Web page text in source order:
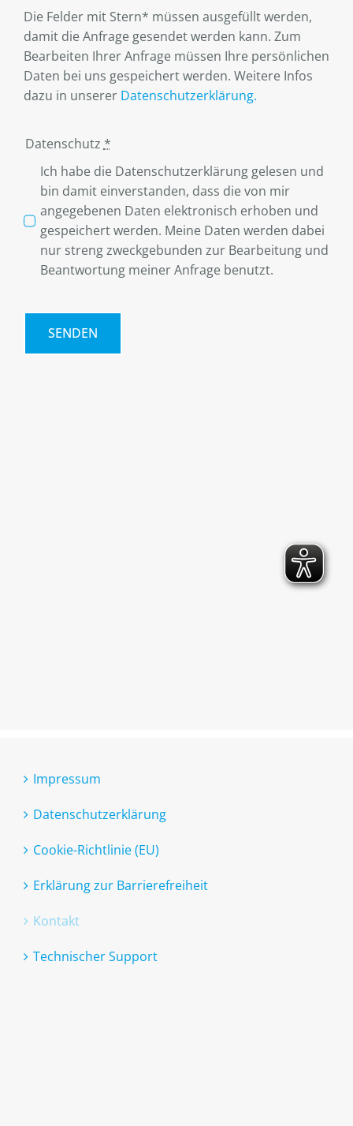
Die Felder mit Stern* müssen ausgefüllt werden,
damit die Anfrage gesendet werden kann. Zum
Bearbeiten Ihrer Anfrage müssen Ihre persönlichen
Daten bei uns gespeichert werden. Weitere Infos
dazu in unserer Datenschutzerklärung.
Datenschutz *
Ich habe die Datenschutzerklärung gelesen und
bin damit einverstanden, dass die von mir
angegebenen Daten elektronisch erhoben und
gespeichert werden. Meine Daten werden dabei
nur streng zweckgebunden zur Bearbeitung und
Beantwortung meiner Anfrage benutzt.
SENDEN
Impressum
Datenschutzerklärung
Cookie-Richtlinie (EU)
Erklärung zur Barrierefreiheit
Kontakt
Technischer Support